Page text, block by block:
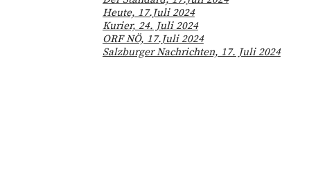
Heute, 17.Juli 2024
Kurier, 24. Juli 2024
ORF NÖ, 17.Juli 2024
Salzburger Nachrichten, 17. Juli 2024